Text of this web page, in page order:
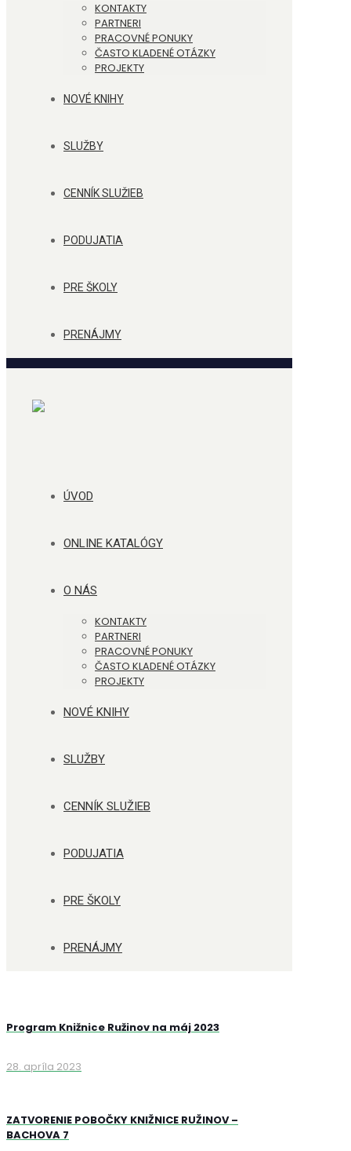
KONTAKTY
PARTNERI
PRACOVNÉ PONUKY
ČASTO KLADENÉ OTÁZKY
PROJEKTY
NOVÉ KNIHY
SLUŽBY
CENNÍK SLUŽIEB
PODUJATIA
PRE ŠKOLY
PRENÁJMY
ÚVOD
ONLINE KATALÓGY
O NÁS
KONTAKTY
PARTNERI
PRACOVNÉ PONUKY
ČASTO KLADENÉ OTÁZKY
PROJEKTY
NOVÉ KNIHY
SLUŽBY
CENNÍK SLUŽIEB
PODUJATIA
PRE ŠKOLY
PRENÁJMY
Program Knižnice Ružinov na máj 2023
28. apríla 2023
ZATVORENIE POBOČKY KNIŽNICE RUŽINOV –
BACHOVA 7